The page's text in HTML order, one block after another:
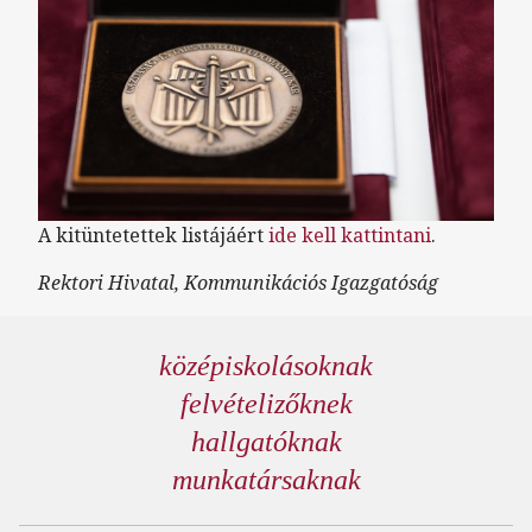
A kitüntetettek listájáértide kell kattintani.
Rektori Hivatal, Kommunikációs Igazgatóság
középiskolásoknak
felvételizőknek
hallgatóknak
munkatársaknak